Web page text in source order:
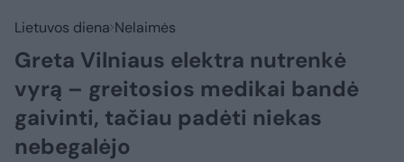
Lietuvos diena Nelaimės
Greta Vilniaus elektra nutrenkė
vyrą – greitosios medikai bandė
gaivinti, tačiau padėti niekas
nebegalėjo